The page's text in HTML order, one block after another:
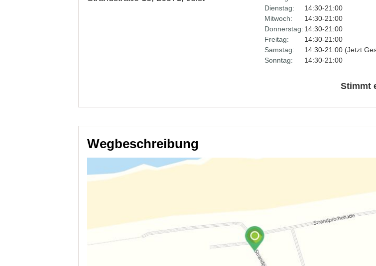
Dienstag:
14:30-21:00
Mitwoch:
14:30-21:00
Donnerstag: 14:30-21:00
Freitag:
14:30-21:00
Samstag:
14:30-21:00 (Jetzt
Sonntag:
14:30-21:00
Stimmt
Wegbeschreibung